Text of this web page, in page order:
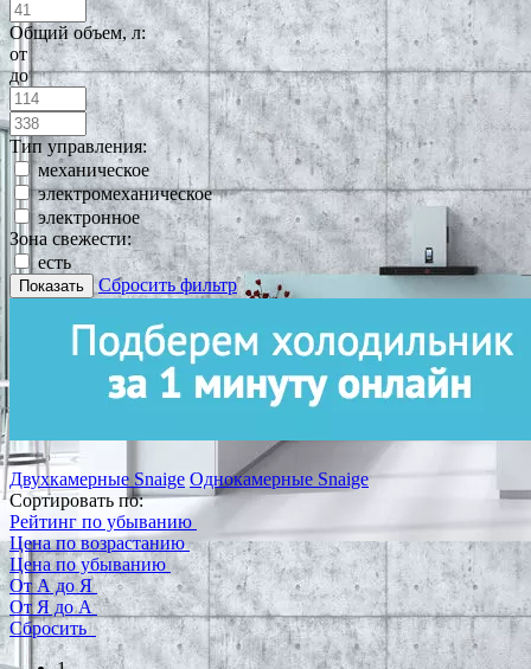
Общий объем, л:
от
до
Тип управления:
механическое
электромеханическое
электронное
Зона свежести:
есть
Показать Сбросить фильтр
Двухкамерные Snaige Однокамерные Snaige
Сортировать по:
Рейтинг по убыванию
Цена по возрастанию
Цена по убыванию
От А до Я
От Я до А
Сбросить